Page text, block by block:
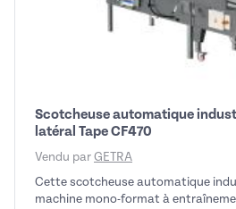
Scotcheuse automatique
latéral Tape CF470
Vendu par GETRA
Cette scotcheuse automatique
machine mono-format à